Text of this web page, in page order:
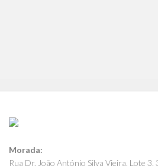
Morada:
Rua Dr. João António Silva Vieira, Lote